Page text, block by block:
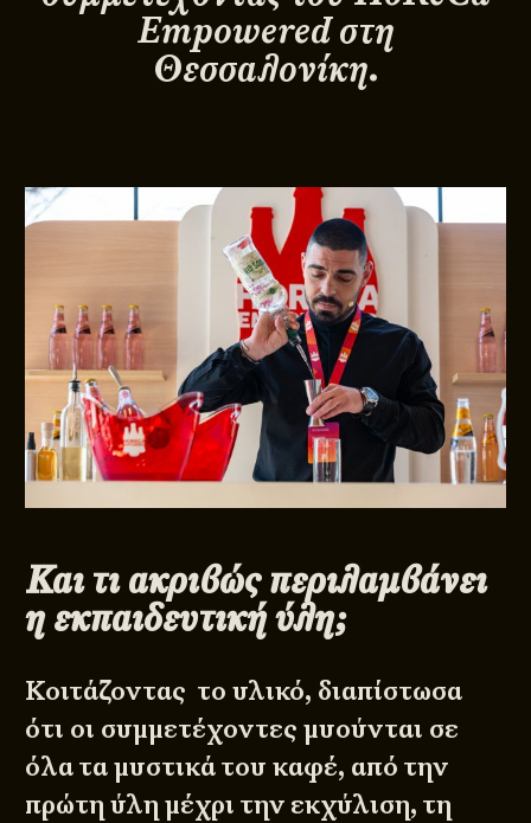
Empowered στη
Θεσσαλονίκη.
Και τι ακριβώς περιλαμβάνει
η εκπαιδευτική ύλη;
Κοιτάζοντας το υλικό, διαπίστωσα
ότι οι συμμετέχοντες μυούνται σε
όλα τα μυστικά του καφέ, από την
πρώτη ύλη μέχρι την εκχύλιση, τη